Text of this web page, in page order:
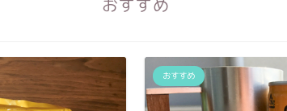
おすすめ
おすすめ